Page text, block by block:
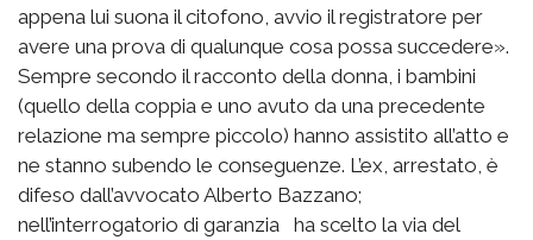
appena lui suona il citofono, avvio il registratore per
avere una prova di qualunque cosa possa succedere».
Sempre secondo il racconto della donna, i bambini
(quello della coppia e uno avuto da una precedente
relazione ma sempre piccolo) hanno assistito all’atto e
ne stanno subendo le conseguenze. L’ex, arrestato, è
difeso dall’avvocato Alberto Bazzano;
nell’interrogatorio di garanzia ha scelto la via del